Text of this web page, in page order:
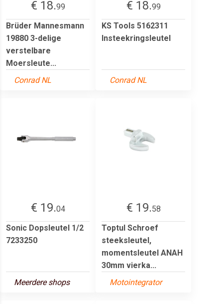
€ 18.99
Brüder Mannesmann
19880 3-delige
verstelbare
Moersleute...
Conrad NL
€ 18.99
KS Tools 5162311
Insteekringsleutel
Conrad NL
€ 19.04
Sonic Dopsleutel 1/2
7233250
Meerdere shops
€ 19.58
Toptul Schroef
steeksleutel,
momentsleutel ANAH
30mm vierka...
Motointegrator